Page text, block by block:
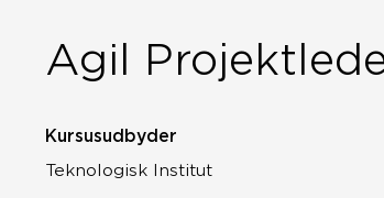
Agil
Kursusudbyder
Teknologisk Institut